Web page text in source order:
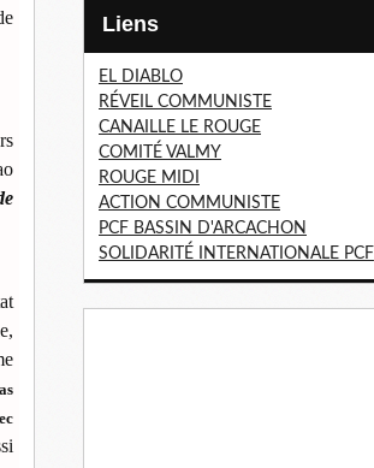
Liens
EL DIABLO
RÉVEIL COMMUNISTE
CANAILLE LE ROUGE
COMITÉ VALMY
ROUGE MIDI
ACTION COMMUNISTE
PCF BASSIN D'ARCACHON
SOLIDARITÉ INTERNATIONALE PCF